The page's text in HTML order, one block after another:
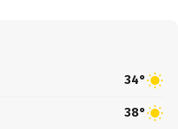
34°
38°